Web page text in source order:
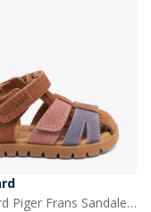
Bisgaard Piger Frans Sandaler Rose